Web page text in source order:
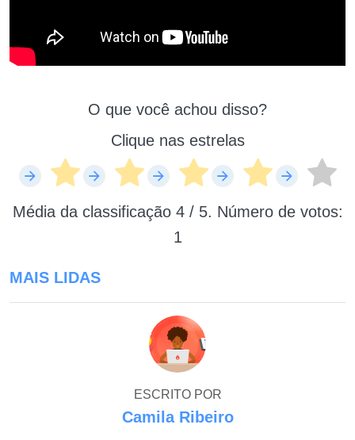
O que você achou disso?
Clique nas estrelas
Média da classificação 4/ 5. Número de votos:
1
MAIS LIDAS
ESCRITO POR
Camila Ribeiro